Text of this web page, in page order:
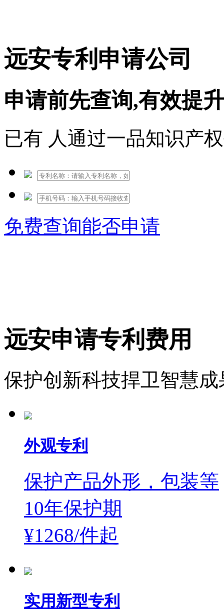
远安专利申请公司
申请前先查询,有效提
已有 人通过一品知识产
免费查询能否申请
远安申请专利费用
保护创新科技捍卫智慧
外观专利
保护产品外形，包装等
10年保护期
¥1268/件起
实用新型专利